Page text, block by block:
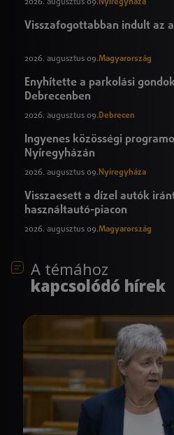
2026. augusztus 09. Nyíregyháza
Visszafogottabban indult az
2026. augusztus 09.Magyarország
Enyhítette a parkolási
Debrecenben
2026. augusztus 09.Debrecen
Ingyenes közösségi
Nyíregyházán
2026. augusztus 09. Nyíregyháza
Visszaesett a dízel autók
használtautó-piacon
2026. augusztus 09.Magyarország
A témához
kapcsolódó hírek